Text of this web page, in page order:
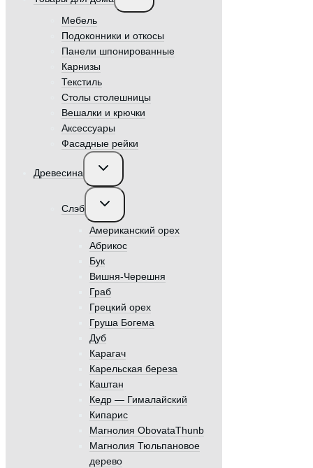
Мебель
Подоконники и откосы
Панели шпонированные
Карнизы
Текстиль
Столы столешницы
Вешалки и крючки
Аксессуары
Фасадные рейки
Древесина
Переключить
дочернее
Слэб
Переключить
дочернее
Американский орех
Абрикос
Бук
Вишня-Черешня
Граб
Грецкий орех
Груша Богема
Дуб
Карагач
Карельская береза
Каштан
Кедр — Гималайский
Кипарис
Магнолия ObovataThunb
Магнолия Тюльпановое
дерево